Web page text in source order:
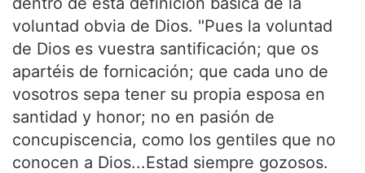
voluntad obvia de Dios. "Pues la voluntad
de Dios es vuestra santificación; que os
apartéis de fornicación; que cada uno de
vosotros sepa tener su propia esposa en
santidad y honor; no en pasión de
concupiscencia, como los gentiles que no
conocen a Dios...Estad siempre gozosos.